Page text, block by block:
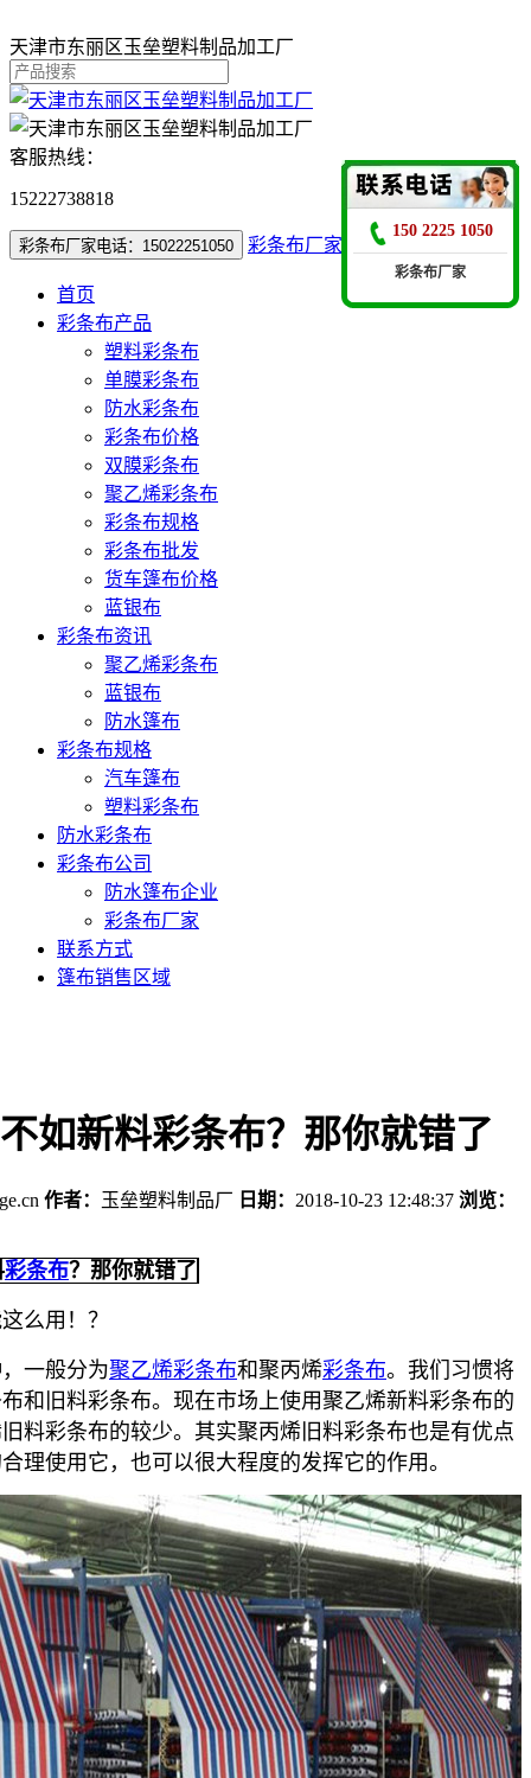
天津市东丽区玉垒塑料制品加工厂
客服热线：
15222738818
彩条布厂家电话：15022251050 彩条布厂家电话：15022251050
首页
彩条布产品
塑料彩条布
单膜彩条布
防水彩条布
彩条布价格
双膜彩条布
聚乙烯彩条布
彩条布规格
彩条布批发
货车篷布价格
蓝银布
彩条布资讯
聚乙烯彩条布
蓝银布
防水篷布
彩条布规格
汽车篷布
塑料彩条布
防水彩条布
彩条布公司
防水篷布企业
彩条布厂家
联系方式
篷布销售区域
如新料彩条布？那你就错了
作者： 玉垒塑料制品厂 日期： 2018-10-23 12:48:37 浏览：
彩条布？那你就错了
么用！？
一般分为聚乙烯彩条布和聚丙烯彩条布。我们习惯将
和旧料彩条布。现在市场上使用聚乙烯新料彩条布的
料彩条布的较少。其实聚丙烯旧料彩条布也是有优点
理使用它，也可以很大程度的发挥它的作用。
150 2225 1050
彩条布厂家